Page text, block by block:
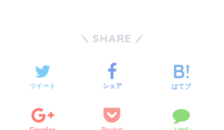
SHARE
ツイート シェア はてブ